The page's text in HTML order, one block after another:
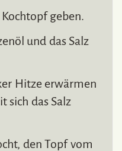
geben.
und das Salz
Hitze erwärmen
sich das Salz
den Topf vom